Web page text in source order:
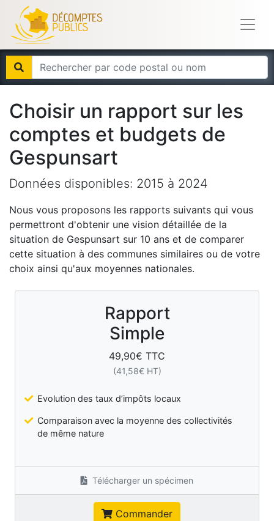
Choisir un rapport sur les
comptes et budgets de
Gespunsart
Données disponibles: 2015 à 2024
Nous vous proposons les rapports suivants qui vous
permettront d'obtenir une vision détaillée de la
situation de Gespunsart sur 10 ans et de comparer
cette situation à des communes similaires ou de votre
choix ainsi qu'aux moyennes nationales.
Rapport
Simple
49,90€ TTC
(41,58€ HT)
Evolution des taux d’impôts locaux
Comparaison avec la moyenne des collectivités
de même nature
Télécharger un spécimen
Commander